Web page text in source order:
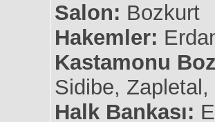
Salon: Bozkurt
Hakemler:
Kastamonu
Sidibe,
Halk Bankası: